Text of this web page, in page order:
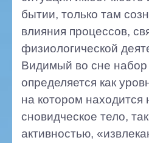
бытии, только там
влияния процессов,
физиологической
Видимый во сне набор
определяется как
на котором находится
сновидческое тело,
активностью,